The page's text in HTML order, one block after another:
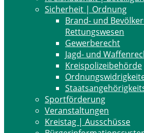
Sicherheit | Ordnung
Brand- und
Rettungswesen
Gewerberecht
Jagd- und
Kreispolizeibehörde
Sportförderung
Veranstaltungen
Kreistag | Ausschüsse